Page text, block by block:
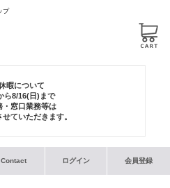
プ
暇について
ら8/16(日)まで
・窓口業務等は
ていただきます。
Contact ログイン 会員登録